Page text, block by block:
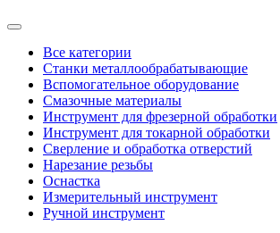
Все категории
Станки металлообрабатывающие
Вспомогательное оборудование
Смазочные материалы
Инструмент для фрезерной обработки
Инструмент для токарной обработки
Сверление и обработка отверстий
Нарезание резьбы
Оснастка
Измерительный инструмент
Ручной инструмент